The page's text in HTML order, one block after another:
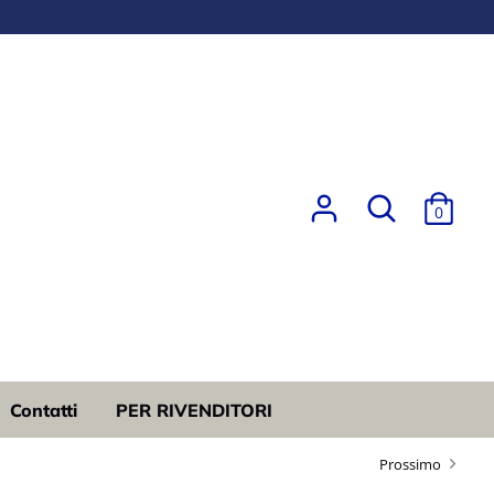
Ricerca
0
Contatti PER RIVENDITORI
Prossimo